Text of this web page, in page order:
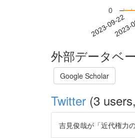
2023-09-22
0
外部データベ
Google Scholar
Twitter (3
吉見俊哉が「近代権力